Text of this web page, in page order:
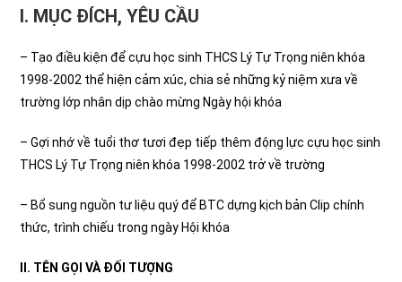
I. MỤC ĐÍCH, YÊU CẦU
– Tạo điều kiện để cựu học sinh THCS Lý Tự Trọng niên khóa
1998-2002 thể hiện cảm xúc, chia sẻ những kỷ niệm xưa về
trường lớp nhân dịp chào mừng Ngày hội khóa
– Gợi nhớ về tuổi thơ tươi đẹp tiếp thêm động lực cựu học sinh
THCS Lý Tự Trọng niên khóa 1998-2002 trở về trường
– Bổ sung nguồn tư liệu quý để BTC dựng kịch bản Clip chính
thức, trình chiếu trong ngày Hội khóa
II. TÊN GỌI VÀ ĐỐI TƯỢNG